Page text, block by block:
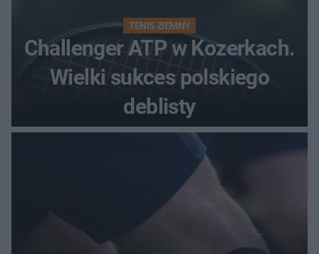
TENIS ZIEMNY
Challenger ATP w Kozerkach.
Wielki sukces polskiego
deblisty